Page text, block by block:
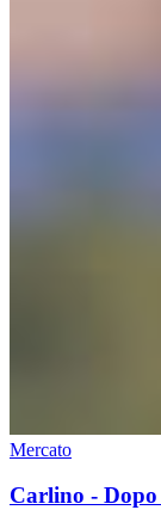
Mercato
Carlino - Dopo